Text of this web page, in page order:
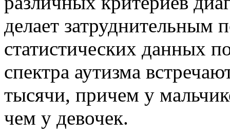
делает затруднительным
статистических данных
спектра аутизма
тысячи, причем у
чем у девочек.